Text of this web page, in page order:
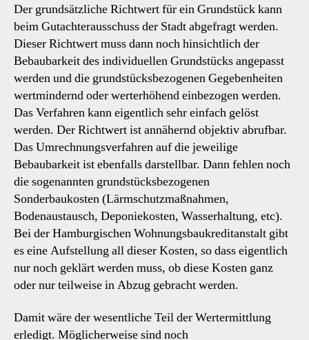
Der grundsätzliche Richtwert für ein Grundstück kann
beim Gutachterausschuss der Stadt abgefragt werden.
Dieser Richtwert muss dann noch hinsichtlich der
Bebaubarkeit des individuellen Grundstücks angepasst
werden und die grundstücksbezogenen Gegebenheiten
wertmindernd oder werterhöhend einbezogen werden.
Das Verfahren kann eigentlich sehr einfach gelöst
werden. Der Richtwert ist annähernd objektiv abrufbar.
Das Umrechnungsverfahren auf die jeweilige
Bebaubarkeit ist ebenfalls darstellbar. Dann fehlen noch
die sogenannten grundstücksbezogenen
Sonderbaukosten (Lärmschutzmaßnahmen,
Bodenaustausch, Deponiekosten, Wasserhaltung, etc).
Bei der Hamburgischen Wohnungsbaukreditanstalt gibt
es eine Aufstellung all dieser Kosten, so dass eigentlich
nur noch geklärt werden muss, ob diese Kosten ganz
oder nur teilweise in Abzug gebracht werden.
Damit wäre der wesentliche Teil der Wertermittlung
erledigt. Möglicherweise sind noch